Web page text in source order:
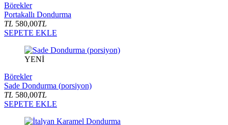
Börekler
Portakallı Dondurma
TL 580,00TL
SEPETE EKLE
YENİ
Börekler
Sade Dondurma (porsiyon)
TL 580,00TL
SEPETE EKLE